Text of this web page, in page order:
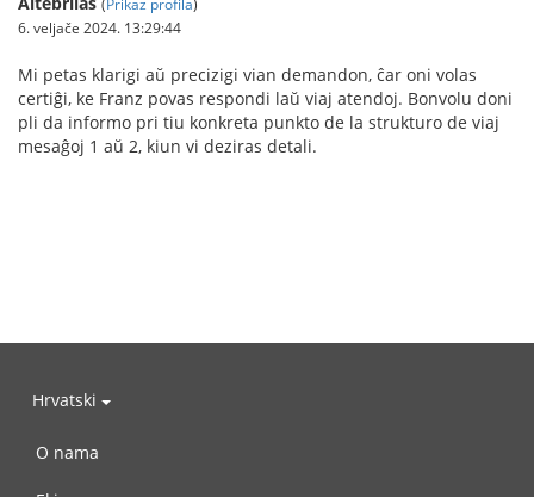
6. veljače 2024. 13:29:44
Mi petas klarigi aŭ precizigi vian demandon, ĉar oni volas
certiĝi, ke Franz povas respondi laŭ viaj atendoj. Bonvolu doni
pli da informo pri tiu konkreta punkto de la strukturo de viaj
mesaĝoj 1 aŭ 2, kiun vi deziras detali.
Hrvatski
O nama